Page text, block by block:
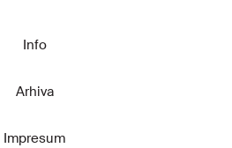
Info
Arhiva
Impresum